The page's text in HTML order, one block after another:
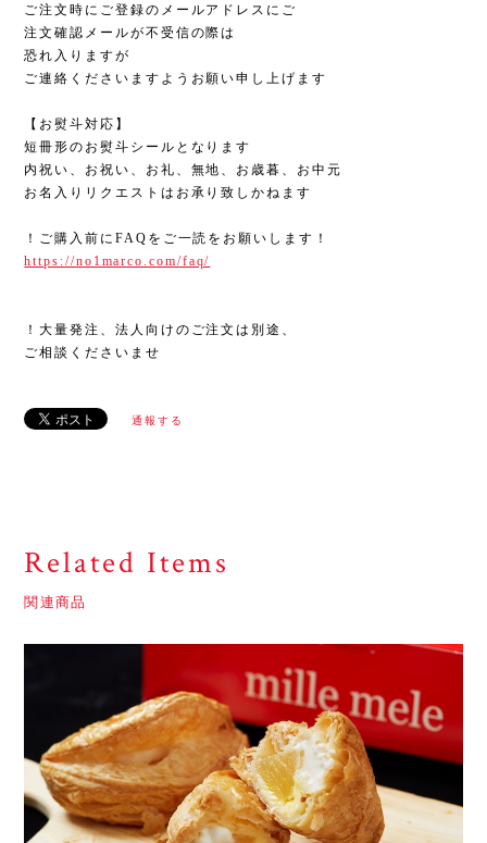
ご注文時にご登録のメールアドレスにご
注文確認メールが不受信の際は
恐れ入りますが
ご連絡くださいますようお願い申し上げます
【お熨斗対応】
短冊形のお熨斗シールとなります
内祝い、お祝い、お礼、無地、お歳暮、お中元
お名入りリクエストはお承り致しかねます
！ご購入前にFAQをご一読をお願いします！
https://no1marco.com/faq/
！大量発注、法人向けのご注文は別途、
ご相談くださいませ
通報する
Related Items
関連商品